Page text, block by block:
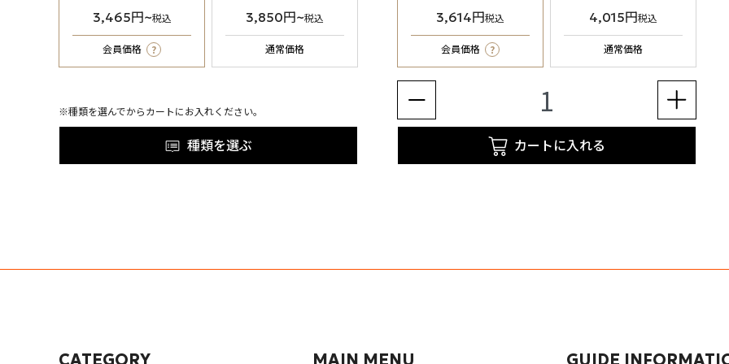
3,465円~税込
会員価格 ?
3,850円~税込
通常価格
※種類を選んでからカートにお入れください。
種類を選ぶ
3,614円税込
会員価格 ?
4,015円税込
通常価格
カートに入れる